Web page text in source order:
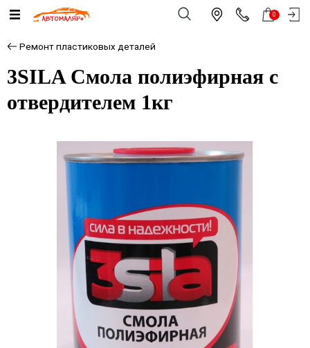
0
Ремонт пластиковых деталей
3SILA Смола полиэфирная с
отвердителем 1кг